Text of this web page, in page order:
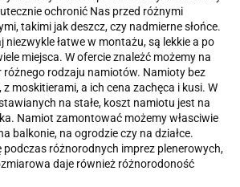
ochronić Nas przed różnymi
takimi jak deszcz, czy nadmierne słońce.
łatwe w montażu, są lekkie a po
miejsca. W ofercie znależć możemy na
różnego rodzaju namiotów. Namioty bez
moskitierami, a ich cena zachęca i kusi. W
na stałe, koszt namiotu jest na
Namiot zamontować możemy własciwie
balkonie, na ogrodzie czy na działce.
różnorodnych imprez plenerowych,
daje również różnorodoność